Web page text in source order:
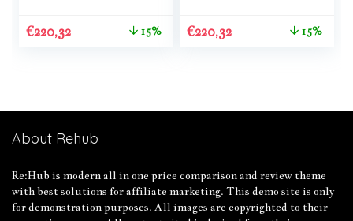
€220,32 15% €220,32 15%
About Rehub
Re:Hub is modern all in one price comparison and review theme
with best solutions for affiliate marketing. This demo site is only
for demonstration purposes. All images are copyrighted to their